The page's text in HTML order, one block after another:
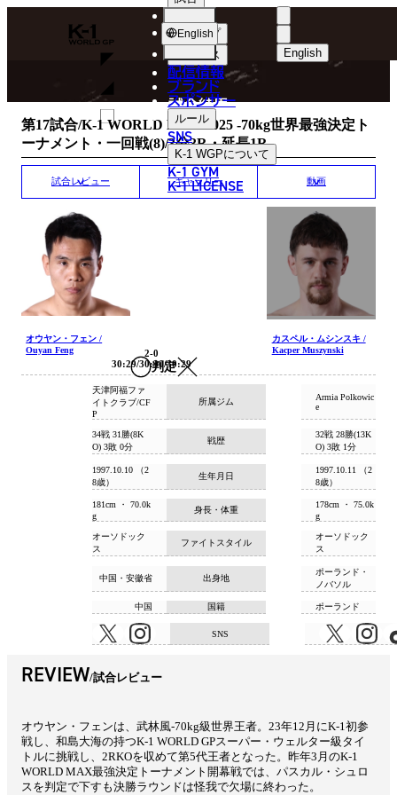
K-
WGP
English
中文（简体）
中文（繁體）
ショップ
ニュース
配信情報
ブランド
スポンサー
ルール
SNS
K-1 WGPについて
K-1 GYM
K-1 LICENSE
English
MATCH RESULT
試合結果
第17試合/K-1 WORLD MAX 2025 -70kg世界最強決定ト
ーナメント・一回戦(8)/3分3R・延長1R
試合レビュー ギャラリー 動画
オウヤン・フェン /
Ouyan Feng
判定
2-0
30:29/30:30/30:29
カスペル・ムシンスキ /
Kacper Muszynski
所属ジム
天津阿福ファ
イトクラブ/CF
P
Armia Polkowic
e
戦歴
34戦 31勝(8K
O) 3敗 0分
32戦 28勝(13K
O) 3敗 1分
生年月日
1997.10.10 （2
8歳）
1997.10.11 （2
8歳）
身長・体重
181cm ・ 70.0k
g
178cm ・ 75.0k
g
ファイトスタイル
オーソドック
ス
オーソドック
ス
出身地
中国・安徽省
ポーランド・
ノバソル
国籍
中国 ポーランド
SNS
REVIEW 試合レビュー
オウヤン・フェンは、武林風-70kg級世界王者。23年12月にK-1初参
戦し、和島大海の持つK-1 WORLD GPスーパー・ウェルター級タイ
トルに挑戦し、2RKOを収めて第5代王者となった。昨年3月のK-1
WORLD MAX最強決定トーナメント開幕戦では、パスカル・シュロ
スを判定で下すも決勝ラウンドは怪我で欠場に終わった。